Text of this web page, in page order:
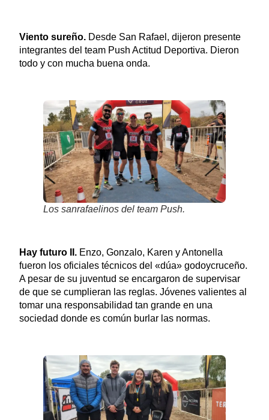
Viento sureño.Desde San Rafael, dijeron presente
integrantes del team Push Actitud Deportiva. Dieron
todo y con mucha buena onda.
Los sanrafaelinos del team Push.
Hay futuro II.Enzo, Gonzalo, Karen y Antonella
fueron los oficiales técnicos del «dúa» godoycruceño.
A pesar de su juventud se encargaron de supervisar
de que se cumplieran las reglas. Jóvenes valientes al
tomar una responsabilidad tan grande en una
sociedad donde es común burlar las normas.